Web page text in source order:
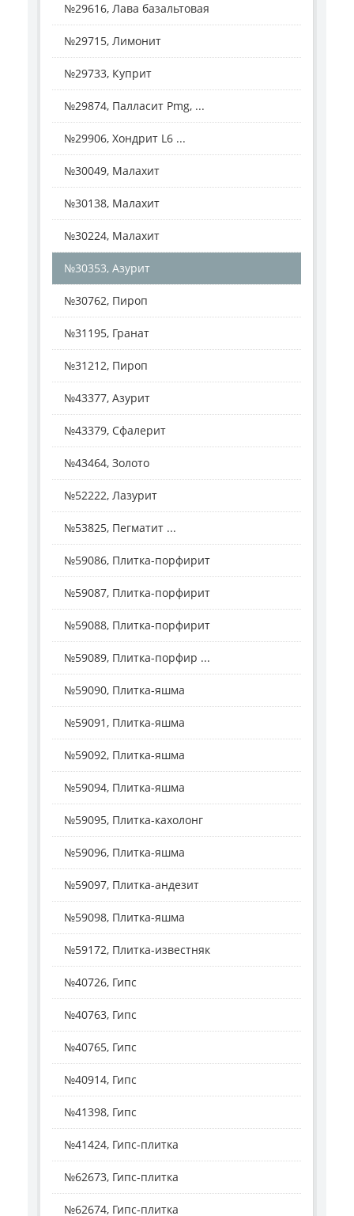
№29616, Лава базальтовая
№29715, Лимонит
№29733, Куприт
№29874, Палласит Pmg, ...
№29906, Хондрит L6 ...
№30049, Малахит
№30138, Малахит
№30224, Малахит
№30353, Азурит
№30762, Пироп
№31195, Гранат
№31212, Пироп
№43377, Азурит
№43379, Сфалерит
№43464, Золото
№52222, Лазурит
№53825, Пегматит ...
№59086, Плитка-порфирит
№59087, Плитка-порфирит
№59088, Плитка-порфирит
№59089, Плитка-порфир ...
№59090, Плитка-яшма
№59091, Плитка-яшма
№59092, Плитка-яшма
№59094, Плитка-яшма
№59095, Плитка-кахолонг
№59096, Плитка-яшма
№59097, Плитка-андезит
№59098, Плитка-яшма
№59172, Плитка-известняк
№40726, Гипс
№40763, Гипс
№40765, Гипс
№40914, Гипс
№41398, Гипс
№41424, Гипс-плитка
№62673, Гипс-плитка
№62674, Гипс-плитка